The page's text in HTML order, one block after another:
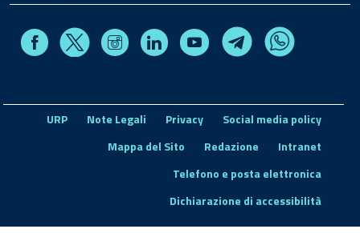
FacebookX InstagramLinkedin Youtube TelegramWhatsapp
URP Note Legali Privacy
Social media policy
Mappa del Sito
Redazione
Intranet
Telefono e posta elettronica
Dichiarazione di accessibilità